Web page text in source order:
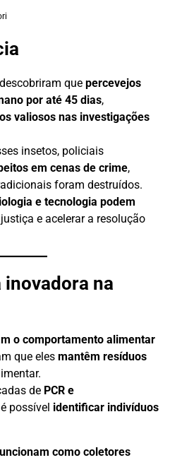
descobriram que percevejos
por até 45 dias,
valiosos nas investigações
insetos, policiais
em cenas de crime,
foram destruídos.
e tecnologia podem
e acelerar a resolução
na
o comportamento alimentar
que eles mantêm resíduos
de PCR e
é possível identificar indivíduos
como coletores